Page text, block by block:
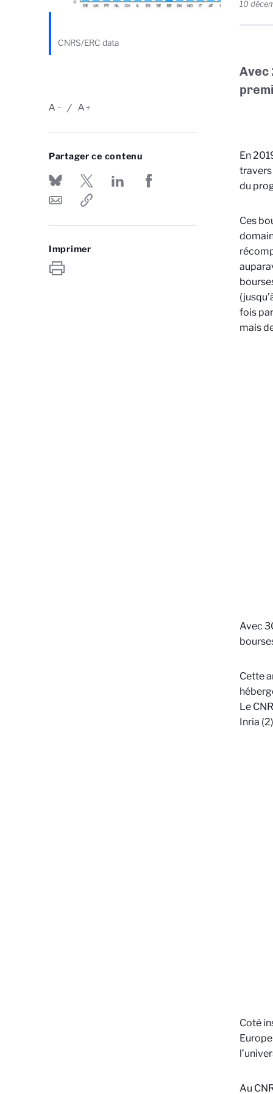
CNRS/ERC data
-
A +
A
Partager ce contenu
Imprimer
10
Avec
En
du
Ces
fois
mais
Avec
Cette
Le
Inria
Coté
Au